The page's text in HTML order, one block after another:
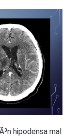
hipodensa mal